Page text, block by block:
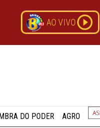
AO VIVO
DO PODER AGRO